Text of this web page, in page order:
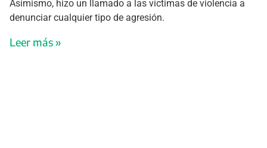
Asimismo, hizo un llamado a las víctimas de violencia a
denunciar cualquier tipo de agresión.
Leer más »